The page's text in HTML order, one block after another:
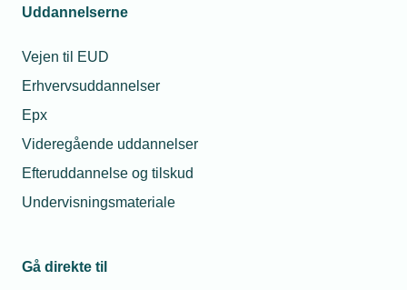
Uddannelserne
Vejen til EUD
Erhvervsuddannelser
Epx
Videregående uddannelser
Efteruddannelse og tilskud
Undervisningsmateriale
Gå direkte til
Ansøgere bestormede Bygningspuljen efter åbningen
blandt andet varmepumper.